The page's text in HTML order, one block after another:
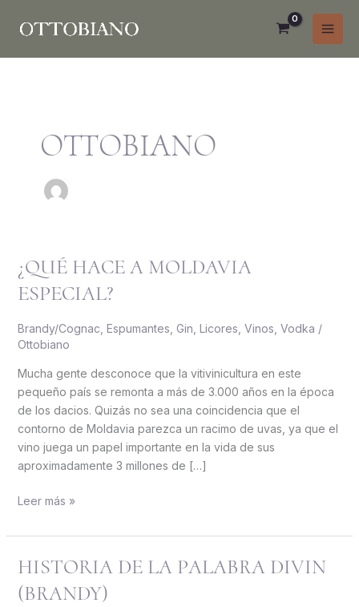
OTTOBIANO
¿QUÉ HACE A MOLDAVIA
ESPECIAL?
Brandy/Cognac Espumantes Gin Licores Vinos Vodka /
Ottobiano
Mucha gente desconoce que la vitivinicultura en este
pequeño país se remonta a más de 3.000 años en la época
de los dacios. Quizás no sea una coincidencia que el
contorno de Moldavia parezca un racimo de uvas, ya que el
vino juega un papel importante en la vida de sus
aproximadamente 3 millones de […]
¿Qué
hace
a
especial?
Leer más »
HISTORIA DE LA PALABRA DIVIN
(BRANDY)
Historia
la